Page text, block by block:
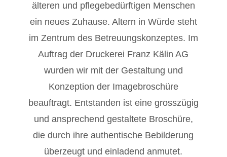
älteren und pflegebedürftigen Menschen
ein neues Zuhause. Altern in Würde steht
im Zentrum des Betreuungskonzeptes. Im
Auftrag der Druckerei Franz Kälin AG
wurden wir mit der Gestaltung und
Konzeption der Imagebroschüre
beauftragt. Entstanden ist eine grosszügig
und ansprechend gestaltete Broschüre,
die durch ihre authentische Bebilderung
überzeugt und einladend anmutet.